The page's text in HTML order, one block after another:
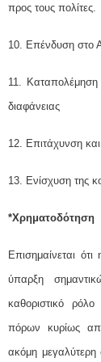
προς τους πολίτες.
10. Επένδυση στο
11. Καταπολέμηση
διαφάνειας
12. Επιτάχυνση
13. Ενίσχυση της
*Χρηματοδότηση
Επισημαίνεται
ύπαρξη
καθοριστικό
πόρων κυρίως
ακόμη